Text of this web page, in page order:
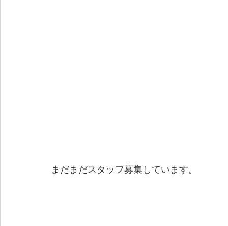
まだまだスタッフ募集しています。